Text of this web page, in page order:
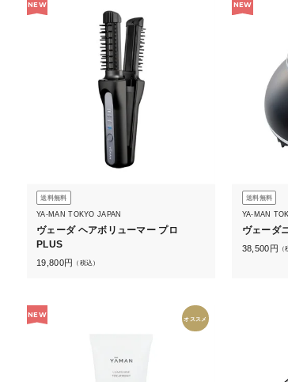
NEW
送料無料
YA-MAN TOKYO JAPAN
ヴェーダ ヘアボリューマー プロ
PLUS
19,800円 （税込）
NEW
送料無料
YA-MAN
ヴェーダ
38,500円 （
NEW オススメ